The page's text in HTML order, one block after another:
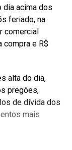
dia acima dos
feriado, na
comercial
compra e R$
alta do dia,
pregões,
de dívida dos
mais